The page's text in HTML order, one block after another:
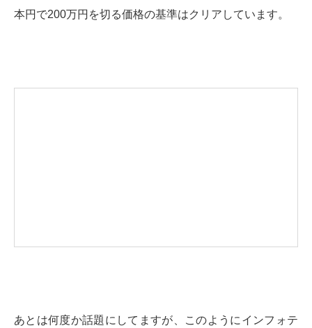
本円で200万円を切る価格の基準はクリアしています。
あとは何度か話題にしてますが、このようにインフォテ